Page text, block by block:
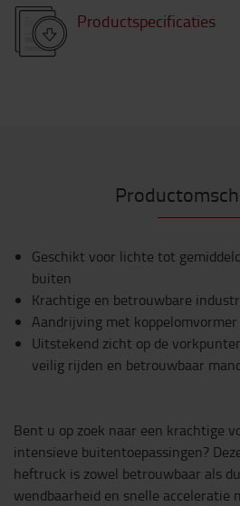
Productspecificaties
Geschikt voor lichte tot
buiten
Krachtige en betrouwbare
Aandrijving met
Uitstekend zicht op de
veilig rijden en betrouwbaar
Bent u op zoek naar een krachtige
intensieve buitentoepassingen?
heftruck is zowel betrouwbaar als
wendbaarheid en snelle acceleratie